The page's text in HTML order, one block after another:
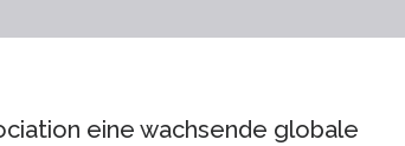
eine wachsende globale